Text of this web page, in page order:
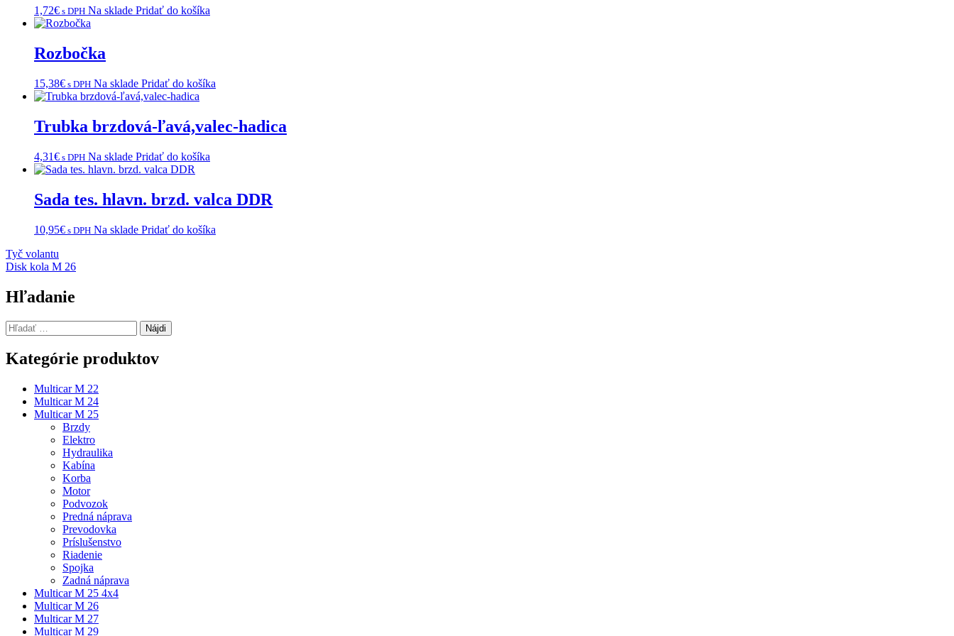
1,72€ s DPH Na sklade Pridať do košíka
Rozbočka
15,38€ s DPH Na sklade Pridať do košíka
Trubka brzdová-ľavá,valec-hadica
4,31€ s DPH Na sklade Pridať do košíka
Sada tes. hlavn. brzd. valca DDR
10,95€ s DPH Na sklade Pridať do košíka
Navigácia
v
článku
Tyč volantu
Disk kola M 26
Hľadanie
Hľadať:
Kategórie produktov
Multicar M 22
Multicar M 24
Multicar M 25
Brzdy
Elektro
Hydraulika
Kabína
Korba
Motor
Podvozok
Predná náprava
Prevodovka
Príslušenstvo
Riadenie
Spojka
Zadná náprava
Multicar M 25 4x4
Multicar M 26
Multicar M 27
Multicar M 29